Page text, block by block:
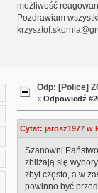
możliwość
Pozdrawiam
Odp: [Police]
«Odpowiedź
Cytat: jarosz1977 w
Szanowni
zbliżają się
zbyt często, a w
powinno być